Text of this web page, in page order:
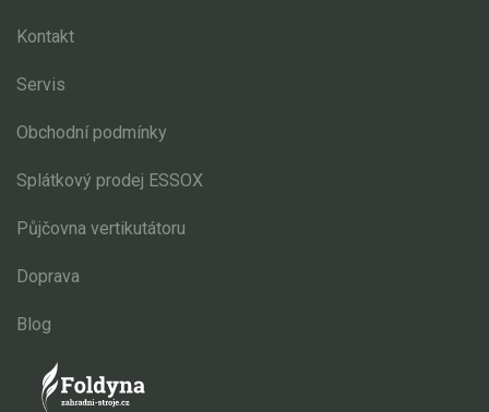
Náhradní díly Starjet
Náhradní díly pro křovinořezy
Náhradní díly pro sekačky
Kontakt
Servis
Obchodní podmínky
Splátkový prodej ESSOX
Půjčovna vertikutátoru
Doprava
Blog